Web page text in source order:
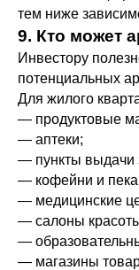
тем ниже
9. Кто может
Инвестору
потенциальных
Для жилого
— продуктовые
— аптеки;
— пункты выдачи
— кофейни и
— медицинские
— салоны
—
— магазины